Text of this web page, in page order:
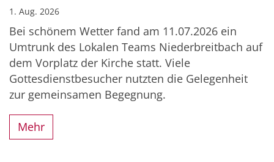
1. Aug. 2026
Bei schönem Wetter fand am 11.07.2026 ein
Umtrunk des Lokalen Teams Niederbreitbach auf
dem Vorplatz der Kirche statt. Viele
Gottesdienstbesucher nutzten die Gelegenheit
zur gemeinsamen Begegnung.
Mehr